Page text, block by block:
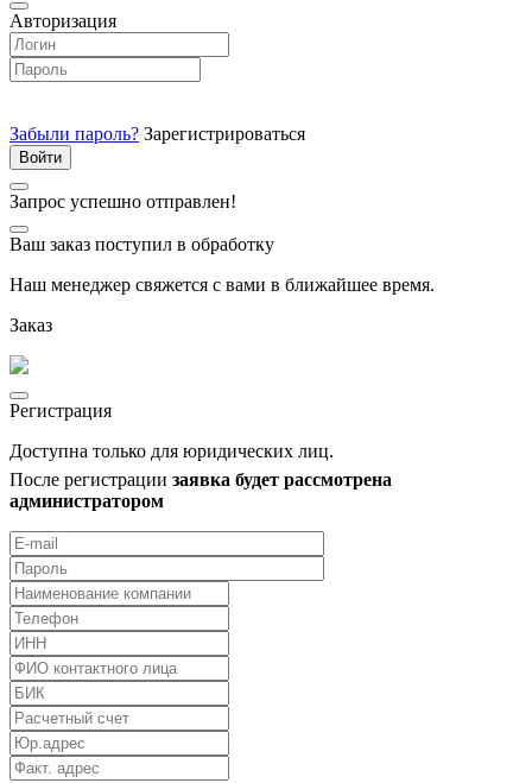
Авторизация
Забыли пароль? Зарегистрироваться
Запрос успешно отправлен!
Ваш заказ поступил в обработку
Наш менеджер свяжется с вами в ближайшее время.
Заказ
Регистрация
Доступна только для юридических лиц.
После регистрации заявка будет рассмотрена
администратором